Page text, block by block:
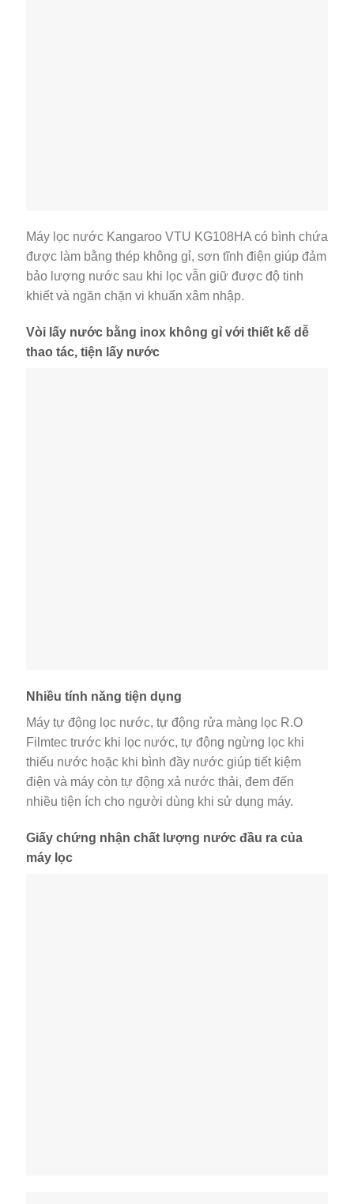
Máy lọc nước Kangaroo VTU KG108HA có bình chứa
được làm bằng thép không gỉ, sơn tĩnh điện giúp đảm
bảo lượng nước sau khi lọc vẫn giữ được độ tinh
khiết và ngăn chặn vi khuẩn xâm nhập.
Vòi lấy nước bằng inox không gỉ với thiết kế dễ
thao tác, tiện lấy nước
Nhiều tính năng tiện dụng
Máy tự động lọc nước, tự động rửa màng lọc R.O
Filmtec trước khi lọc nước, tự động ngừng lọc khi
thiếu nước hoặc khi bình đầy nước giúp tiết kiệm
điện và máy còn tự động xả nước thải, đem đến
nhiều tiện ích cho người dùng khi sử dụng máy.
Giấy chứng nhận chất lượng nước đầu ra của
máy lọc